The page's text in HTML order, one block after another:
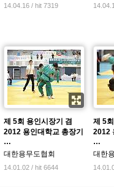
14.04.16 / hit 7319
제 5회 용인시장기 겸
2012 용인대학교 총장기
…
대한용무도협회
14.01.02 / hit 6644
제 5
2012
…
대한